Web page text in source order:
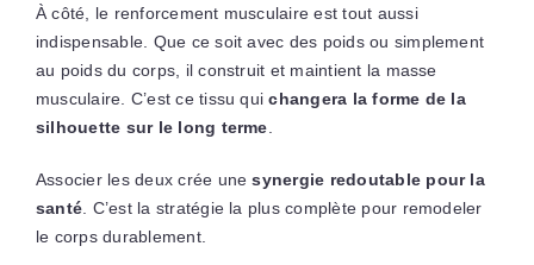
À côté, le renforcement musculaire est tout aussi
indispensable. Que ce soit avec des poids ou simplement
au poids du corps, il construit et maintient la masse
musculaire. C’est ce tissu quichangera la forme de la
silhouette sur le long terme
Associer les deux crée unesynergie redoutable pour la
santé . C’est la stratégie la plus complète pour remodeler
le corps durablement.